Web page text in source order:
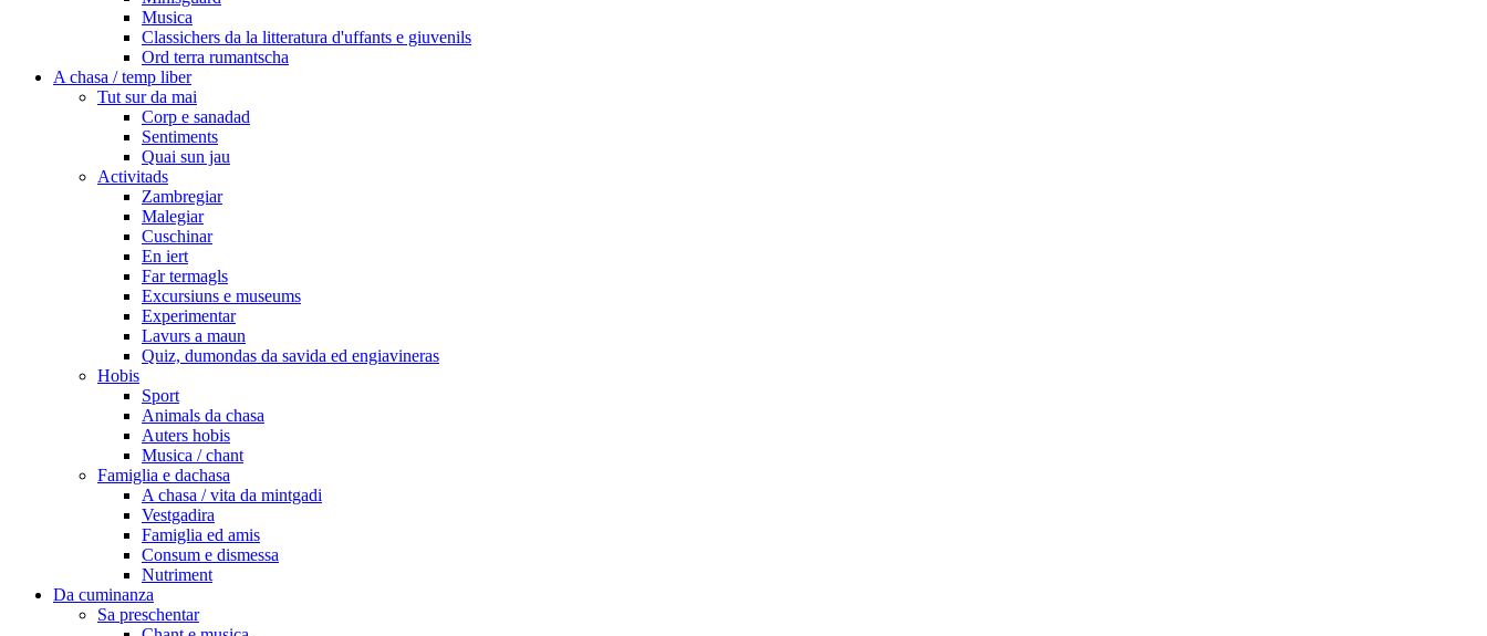
Musica
Classichers da la litteratura d'uffants e giuvenils
Ord terra rumantscha
A chasa / temp liber
Tut sur da mai
Corp e sanadad
Sentiments
Quai sun jau
Activitads
Zambregiar
Malegiar
Cuschinar
En iert
Far termagls
Excursiuns e museums
Experimentar
Lavurs a maun
Quiz, dumondas da savida ed engiavineras
Hobis
Sport
Animals da chasa
Auters hobis
Musica / chant
Famiglia e dachasa
A chasa / vita da mintgadi
Vestgadira
Famiglia ed amis
Consum e dismessa
Nutriment
Da cuminanza
Sa preschentar